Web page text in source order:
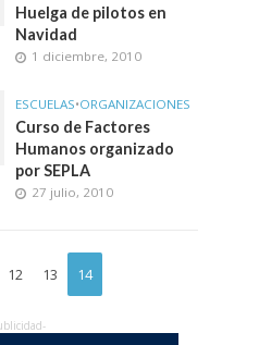
Huelga de pilotos en
Navidad
1 diciembre, 2010
ESCUELAS•ORGANIZACIONES
Curso de Factores
Humanos organizado
por SEPLA
27 julio, 2010
12 13 14